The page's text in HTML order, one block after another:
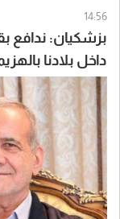
14:56
بزشكيان: ندافع
داخل بلادنا